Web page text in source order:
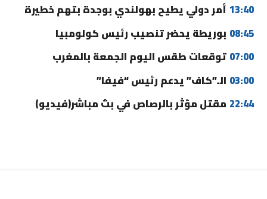
13:40 أمر دولي يطيح بهولندي بوجدة بتهم خطيرة
08:45 بوريطة يحضر تنصيب رئيس كولومبيا
07:00 توقعات طقس اليوم الجمعة بالمغرب
03:00 الـ”كاف” يدعم رئيس “فيفا”
22:44 مقتل مؤثر بالرصاص في بث مباشر(فيديو)